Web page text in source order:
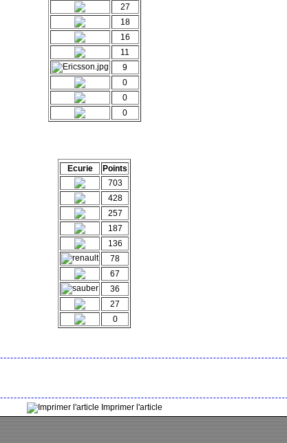
27
18
16
11
9
0
0
0
Ecurie
Points
703
428
257
187
136
78
67
36
27
0
Imprimer l'article